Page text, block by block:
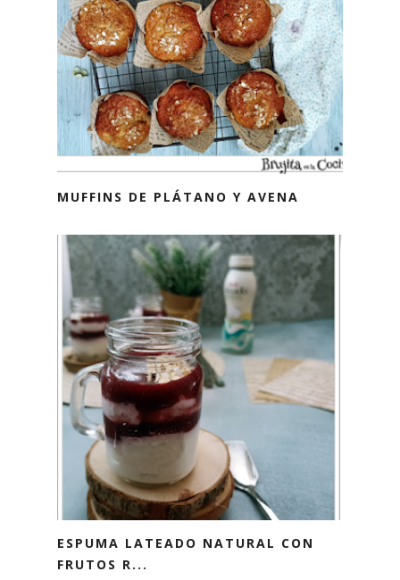
MUFFINS DE PLÁTANO Y AVENA
ESPUMA LATEADO NATURAL CON
FRUTOS R...